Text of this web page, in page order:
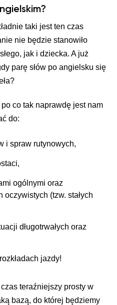
taki jest ten czas
nie będzie stanowiło
jak i dziecka. A już
parę słów po angielsku się
co tak naprawdę jest nam
do:
i spraw rutynowych,
ogólnymi oraz
oczywistych (tzw. stałych
długotrwałych oraz
jazdy!
teraźniejszy prosty w
bazą, do której będziemy